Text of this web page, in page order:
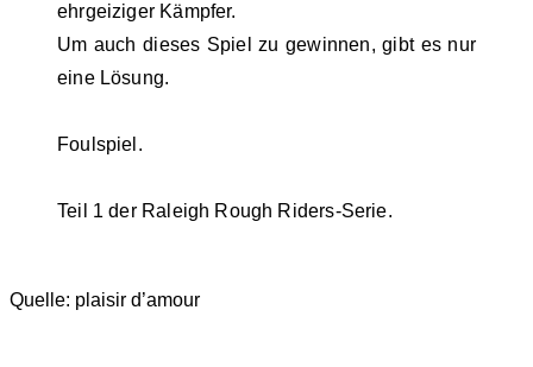
ehrgeiziger Kämpfer.
Um auch dieses Spiel zu gewinnen, gibt es nur
eine Lösung.
Foulspiel.
Teil 1 der Raleigh Rough Riders-Serie.
Quelle: plaisir d’amour